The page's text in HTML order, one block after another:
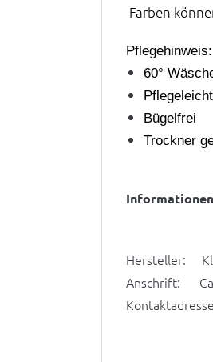
Farben
Pflegehinweis:
60°
Pflegeleicht
Bügelfrei
Trockner
Hersteller:
Anschrift: